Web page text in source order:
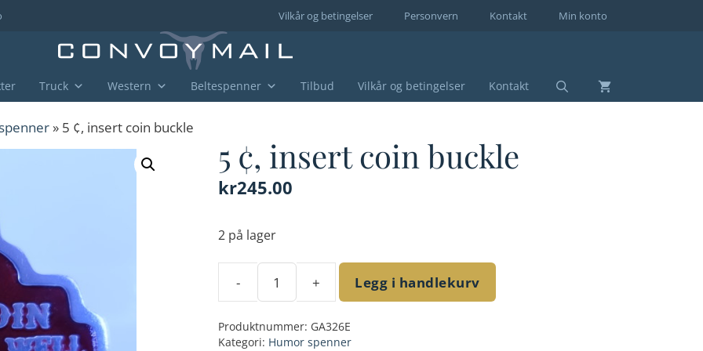
Min konto
Kontakt
Personvern
Vilkår og betingelser
Truck Western Beltespenner Tilbud Vilkår og betingelser Kontakt
» 5 ¢, insert coin buckle
5 ¢, insert coin buckle
kr245.00
2 på lager
-
insert
+ Legg i handlekurv
Produktnummer: GA326E
Kategori: Humor spenner